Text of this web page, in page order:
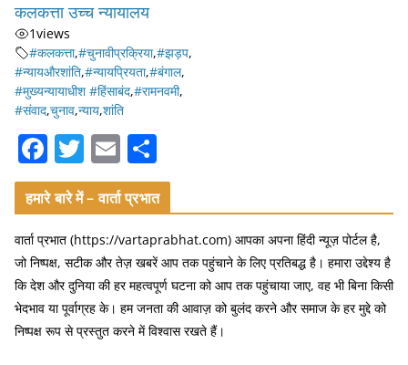
कलकत्ता उच्च न्यायालय
1views
#कलकत्ता,#चुनावीप्रक्रिया,#झड़प,
#न्यायऔरशांति,#न्यायप्रियता,#बंगाल,
#मुख्यन्यायाधीश #हिंसाबंद,#रामनवमी,
#संवाद,चुनाव,न्याय,शांति
F
a
c
e
b
o
o
T
w
itt
er
E
m
ai
l
h
ar
e
हमारे बारे में – वार्ता प्रभात
वार्ता प्रभात (https://vartaprabhat.com) आपका अपना हिंदी न्यूज़ पोर्टल है,
जो निष्पक्ष, सटीक और तेज़ खबरें आप तक पहुंचाने के लिए प्रतिबद्ध है। हमारा उद्देश्य है
कि देश और दुनिया की हर महत्वपूर्ण घटना को आप तक पहुंचाया जाए, वह भी बिना किसी
भेदभाव या पूर्वाग्रह के। हम जनता की आवाज़ को बुलंद करने और समाज के हर मुद्दे को
निष्पक्ष रूप से प्रस्तुत करने में विश्वास रखते हैं।